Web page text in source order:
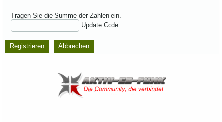
Tragen Sie die Summe der Zahlen ein.
Update Code
Registrieren Abbrechen